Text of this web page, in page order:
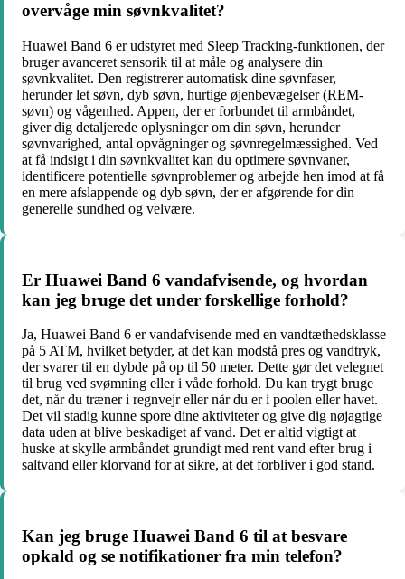
overvåge min søvnkvalitet?
Huawei Band 6 er udstyret med Sleep Tracking-funktionen, der
bruger avanceret sensorik til at måle og analysere din
søvnkvalitet. Den registrerer automatisk dine søvnfaser,
herunder let søvn, dyb søvn, hurtige øjenbevægelser (REM-
søvn) og vågenhed. Appen, der er forbundet til armbåndet,
giver dig detaljerede oplysninger om din søvn, herunder
søvnvarighed, antal opvågninger og søvnregelmæssighed. Ved
at få indsigt i din søvnkvalitet kan du optimere søvnvaner,
identificere potentielle søvnproblemer og arbejde hen imod at få
en mere afslappende og dyb søvn, der er afgørende for din
generelle sundhed og velvære.
Er Huawei Band 6 vandafvisende, og hvordan
kan jeg bruge det under forskellige forhold?
Ja, Huawei Band 6 er vandafvisende med en vandtæthedsklasse
på 5 ATM, hvilket betyder, at det kan modstå pres og vandtryk,
der svarer til en dybde på op til 50 meter. Dette gør det velegnet
til brug ved svømning eller i våde forhold. Du kan trygt bruge
det, når du træner i regnvejr eller når du er i poolen eller havet.
Det vil stadig kunne spore dine aktiviteter og give dig nøjagtige
data uden at blive beskadiget af vand. Det er altid vigtigt at
huske at skylle armbåndet grundigt med rent vand efter brug i
saltvand eller klorvand for at sikre, at det forbliver i god stand.
Kan jeg bruge Huawei Band 6 til at besvare
opkald og se notifikationer fra min telefon?